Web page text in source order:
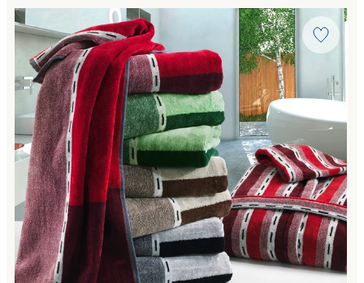
Link to " Telo Bagno street Moderno in Cotone 450 gr/mq